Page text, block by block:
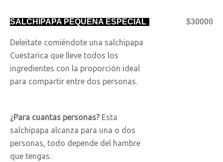
SALCHIPAPA PEQUEÑA ESPECIAL
Deleitate comiéndote una salchipapa
Cuestarica que lleve todos los
ingredientes con la proporción ideal
para compartir entre dos personas.
¿Para cuantas personas? Esta
salchipapa alcanza para una o dos
personas, todo depende del hambre
que tengas.
$30000